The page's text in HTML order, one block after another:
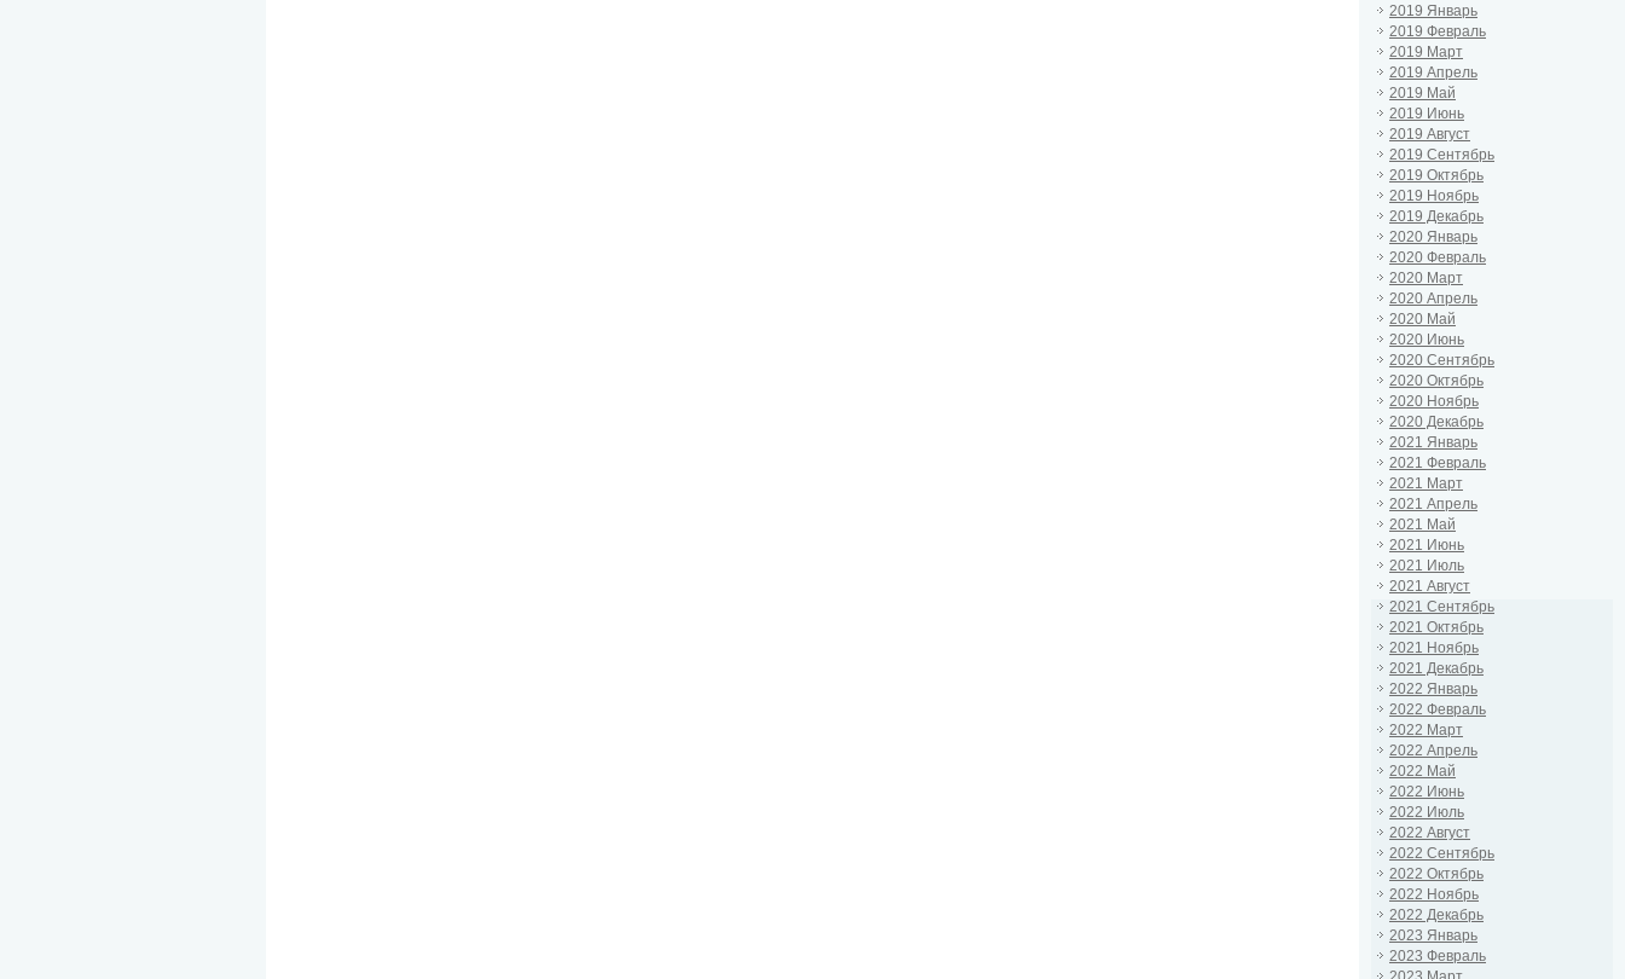
2019 Январь
2019 Февраль
2019 Март
2019 Апрель
2019 Май
2019 Июнь
2019 Август
2019 Сентябрь
2019 Октябрь
2019 Ноябрь
2019 Декабрь
2020 Январь
2020 Февраль
2020 Март
2020 Апрель
2020 Май
2020 Июнь
2020 Сентябрь
2020 Октябрь
2020 Ноябрь
2020 Декабрь
2021 Январь
2021 Февраль
2021 Март
2021 Апрель
2021 Май
2021 Июнь
2021 Июль
2021 Август
2021 Сентябрь
2021 Октябрь
2021 Ноябрь
2021 Декабрь
2022 Январь
2022 Февраль
2022 Март
2022 Апрель
2022 Май
2022 Июнь
2022 Июль
2022 Август
2022 Сентябрь
2022 Октябрь
2022 Ноябрь
2022 Декабрь
2023 Январь
2023 Февраль